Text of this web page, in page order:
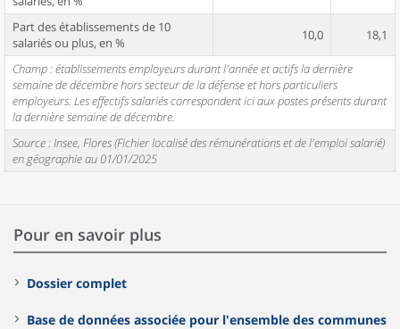
Part des établissements de 10
salariés ou plus, en %
10,0 18,1
Champ : établissements employeurs durant l'année et actifs la dernière
semaine de décembre hors secteur de la défense et hors particuliers
employeurs. Les effectifs salariés correspondent ici aux postes présents durant
la dernière semaine de décembre.
Source : Insee, Flores (Fichier localisé des rémunérations et de l'emploi salarié)
en géographie au 01/01/2025
Pour en savoir plus
Dossier complet
Base de données associée pour l'ensemble des communes